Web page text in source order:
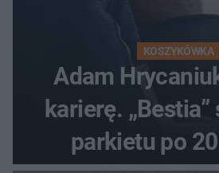
KOSZYKÓWKA
Adam
karierę.
parkietu po